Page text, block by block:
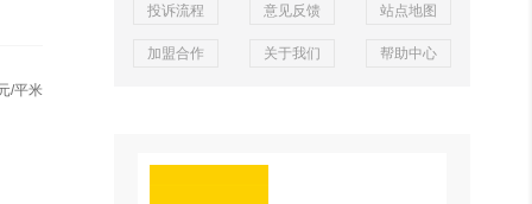
/平米
投诉流程 意见反馈 站点地图
加盟合作 关于我们 帮助中心